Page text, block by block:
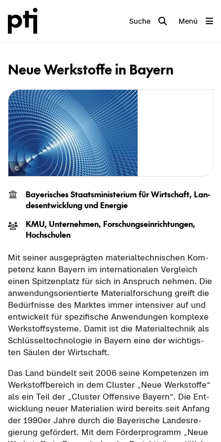
Suche Menü
Neue Werk­stof­fe in Bay­ern
Baye­ri­sches Staats­mi­nis­te­ri­um für Wirt­schaft, Lan­
des­ent­wick­lung und En­er­gie
KMU, Un­ter­neh­men, For­schungs­ein­rich­tun­gen,
Hoch­schu­len
Mit sei­ner aus­ge­präg­ten ma­te­ri­al­tech­ni­schen Kom­
pe­tenz kann Bay­ern im in­ter­na­tio­na­len Ver­gleich
einen Spit­zen­platz für sich in An­spruch neh­men. Die
an­wen­dungs­ori­en­tier­te Ma­te­ri­al­for­schung greift die
Be­dürf­nis­se des Mark­tes immer in­ten­si­ver auf und
ent­wi­ckelt für spe­zi­fi­sche An­wen­dun­gen kom­ple­xe
Werk­stoff­sys­te­me. Damit ist die Ma­te­ri­al­tech­nik als
Schlüs­sel­tech­no­lo­gie in Bay­ern eine der wich­tigs­
ten Säu­len der Wirt­schaft.
Das Land bün­delt seit 2006 seine Kom­pe­ten­zen im
Werk­stoff­be­reich in dem Clus­ter „Neue Werk­stof­fe“
als ein Teil der „Clus­ter Of­fen­si­ve Bay­ern“. Die Ent­
wick­lung neuer Ma­te­ria­li­en wird be­reits seit An­fang
der 1990er Jahre durch die Baye­ri­sche Lan­des­re­
gie­rung ge­för­dert. Mit dem För­der­pro­gramm „Neue